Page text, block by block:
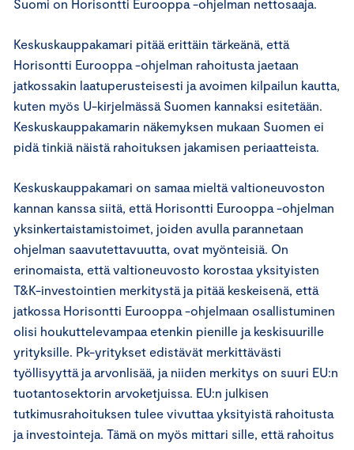
Suomi on Horisontti Eurooppa -ohjelman nettosaaja.
Keskuskauppakamari pitää erittäin tärkeänä, että
Horisontti Eurooppa -ohjelman rahoitusta jaetaan
jatkossakin laatuperusteisesti ja avoimen kilpailun kautta,
kuten myös U-kirjelmässä Suomen kannaksi esitetään.
Keskuskauppakamarin näkemyksen mukaan Suomen ei
pidä tinkiä näistä rahoituksen jakamisen periaatteista.
Keskuskauppakamari on samaa mieltä valtioneuvoston
kannan kanssa siitä, että Horisontti Eurooppa -ohjelman
yksinkertaistamistoimet, joiden avulla parannetaan
ohjelman saavutettavuutta, ovat myönteisiä. On
erinomaista, että valtioneuvosto korostaa yksityisten
T&K-investointien merkitystä ja pitää keskeisenä, että
jatkossa Horisontti Eurooppa -ohjelmaan osallistuminen
olisi houkuttelevampaa etenkin pienille ja keskisuurille
yrityksille. Pk-yritykset edistävät merkittävästi
työllisyyttä ja arvonlisää, ja niiden merkitys on suuri EU:n
tuotantosektorin arvoketjuissa. EU:n julkisen
tutkimusrahoituksen tulee vivuttaa yksityistä rahoitusta
ja investointeja. Tämä on myös mittari sille, että rahoitus